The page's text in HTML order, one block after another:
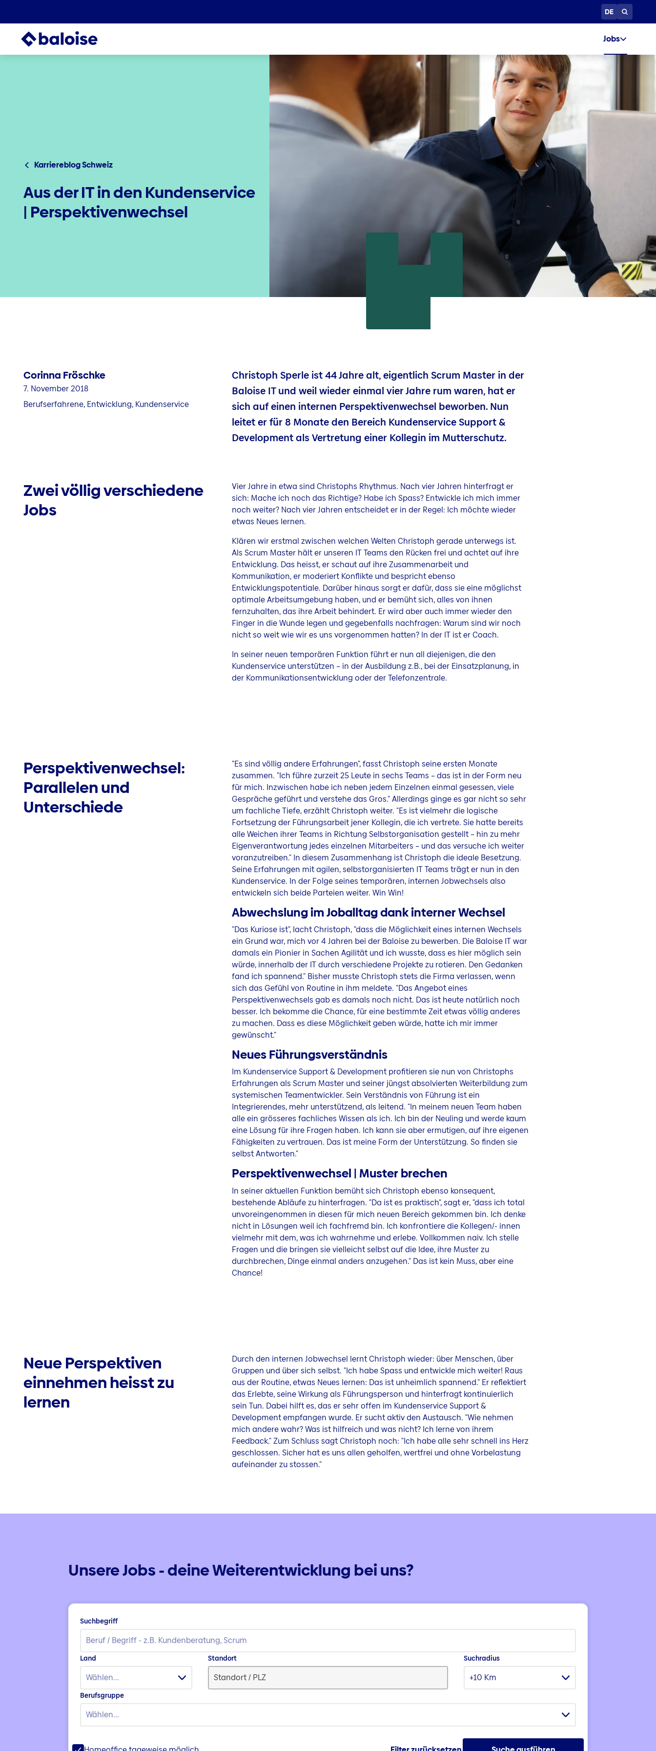
DE
Jobs
Karriereblog Schweiz
Aus der IT in den Kundenservice
| Perspektivenwechsel
Corinna Fröschke
7. November 2018
Berufserfahrene, Entwicklung, Kundenservice
Christoph Sperle ist 44 Jahre alt, eigentlich Scrum Master in der
Baloise IT und weil wieder einmal vier Jahre rum waren, hat er
sich auf einen internen Perspektivenwechsel beworben. Nun
leitet er für 8 Monate den Bereich Kundenservice Support &
Development als Vertretung einer Kollegin im Mutterschutz.
Zwei völlig verschiedene
Jobs
Vier Jahre in etwa sind Christophs Rhythmus. Nach vier Jahren hinterfragt er
sich: Mache ich noch das Richtige? Habe ich Spass? Entwickle ich mich immer
noch weiter? Nach vier Jahren entscheidet er in der Regel: Ich möchte wieder
etwas Neues lernen.
Klären wir erstmal zwischen welchen Welten Christoph gerade unterwegs ist.
Als Scrum Master hält er unseren IT Teams den Rücken frei und achtet auf ihre
Entwicklung. Das heisst, er schaut auf ihre Zusammenarbeit und
Kommunikation, er moderiert Konflikte und bespricht ebenso
Entwicklungspotentiale. Darüber hinaus sorgt er dafür, dass sie eine möglichst
optimale Arbeitsumgebung haben, und er bemüht sich, alles von ihnen
fernzuhalten, das ihre Arbeit behindert. Er wird aber auch immer wieder den
Finger in die Wunde legen und gegebenfalls nachfragen: Warum sind wir noch
nicht so weit wie wir es uns vorgenommen hatten? In der IT ist er Coach.
In seiner neuen temporären Funktion führt er nun all diejenigen, die den
Kundenservice unterstützen – in der Ausbildung z.B., bei der Einsatzplanung, in
der Kommunikationsentwicklung oder der Telefonzentrale.
Perspektivenwechsel:
Parallelen und
Unterschiede
"Es sind völlig andere Erfahrungen", fasst Christoph seine ersten Monate
zusammen. "Ich führe zurzeit 25 Leute in sechs Teams – das ist in der Form neu
für mich. Inzwischen habe ich neben jedem Einzelnen einmal gesessen, viele
Gespräche geführt und verstehe das Gros." Allerdings ginge es gar nicht so sehr
um fachliche Tiefe, erzählt Christoph weiter. "Es ist vielmehr die logische
Fortsetzung der Führungsarbeit jener Kollegin, die ich vertrete. Sie hatte bereits
alle Weichen ihrer Teams in Richtung Selbstorganisation gestellt – hin zu mehr
Eigenverantwortung jedes einzelnen Mitarbeiters – und das versuche ich weiter
voranzutreiben." In diesem Zusammenhang ist Christoph die ideale Besetzung.
Seine Erfahrungen mit agilen, selbstorganisierten IT Teams trägt er nun in den
Kundenservice. In der Folge seines temporären, internen Jobwechsels also
entwickeln sich beide Parteien weiter. Win Win!
Abwechslung im Joballtag dank interner Wechsel
"Das Kuriose ist", lacht Christoph, "dass die Möglichkeit eines internen Wechsels
ein Grund war, mich vor 4 Jahren bei der Baloise zu bewerben. Die Baloise IT war
damals ein Pionier in Sachen Agilität und ich wusste, dass es hier möglich sein
würde, innerhalb der IT durch verschiedene Projekte zu rotieren. Den Gedanken
fand ich spannend." Bisher musste Christoph stets die Firma verlassen, wenn
sich das Gefühl von Routine in ihm meldete. "Das Angebot eines
Perspektivenwechsels gab es damals noch nicht. Das ist heute natürlich noch
besser. Ich bekomme die Chance, für eine bestimmte Zeit etwas völlig anderes
zu machen. Dass es diese Möglichkeit geben würde, hatte ich mir immer
gewünscht."
Neues Führungsverständnis
Im Kundenservice Support & Development profitieren sie nun von Christophs
Erfahrungen als Scrum Master und seiner jüngst absolvierten Weiterbildung zum
systemischen Teamentwickler. Sein Verständnis von Führung ist ein
Integrierendes, mehr unterstützend, als leitend. "In meinem neuen Team haben
alle ein grösseres fachliches Wissen als ich. Ich bin der Neuling und werde kaum
eine Lösung für ihre Fragen haben. Ich kann sie aber ermutigen, auf ihre eigenen
Fähigkeiten zu vertrauen. Das ist meine Form der Unterstützung. So finden sie
selbst Antworten."
Perspektivenwechsel | Muster brechen
In seiner aktuellen Funktion bemüht sich Christoph ebenso konsequent,
bestehende Abläufe zu hinterfragen. "Da ist es praktisch", sagt er, "dass ich total
unvoreingenommen in diesen für mich neuen Bereich gekommen bin. Ich denke
nicht in Lösungen weil ich fachfremd bin. Ich konfrontiere die Kollegen/- innen
vielmehr mit dem, was ich wahrnehme und erlebe. Vollkommen naiv. Ich stelle
Fragen und die bringen sie vielleicht selbst auf die Idee, ihre Muster zu
durchbrechen, Dinge einmal anders anzugehen." Das ist kein Muss, aber eine
Chance!
Neue Perspektiven
einnehmen heisst zu
lernen
Durch den internen Jobwechsel lernt Christoph wieder: über Menschen, über
Gruppen und über sich selbst. "Ich habe Spass und entwickle mich weiter! Raus
aus der Routine, etwas Neues lernen: Das ist unheimlich spannend." Er reflektiert
das Erlebte, seine Wirkung als Führungsperson und hinterfragt kontinuierlich
sein Tun. Dabei hilft es, das er sehr offen im Kundenservice Support &
Development empfangen wurde. Er sucht aktiv den Austausch. "Wie nehmen
mich andere wahr? Was ist hilfreich und was nicht? Ich lerne von ihrem
Feedback." Zum Schluss sagt Christoph noch: "Ich habe alle sehr schnell ins Herz
geschlossen. Sicher hat es uns allen geholfen, wertfrei und ohne Vorbelastung
aufeinander zu stossen."
Unsere Jobs - deine Weiterentwicklung bei uns?
Suchbegriff
Land
Wählen...
Standort Suchradius
+10 Km
Berufsgruppe
Wählen...